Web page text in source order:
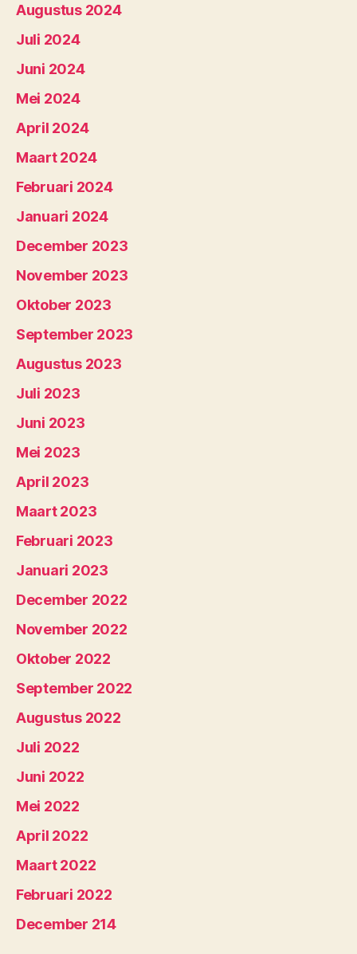
Augustus 2024
Juli 2024
Juni 2024
Mei 2024
April 2024
Maart 2024
Februari 2024
Januari 2024
December 2023
November 2023
Oktober 2023
September 2023
Augustus 2023
Juli 2023
Juni 2023
Mei 2023
April 2023
Maart 2023
Februari 2023
Januari 2023
December 2022
November 2022
Oktober 2022
September 2022
Augustus 2022
Juli 2022
Juni 2022
Mei 2022
April 2022
Maart 2022
Februari 2022
December 214